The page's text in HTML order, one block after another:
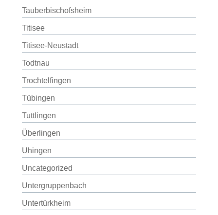
Tauberbischofsheim
Titisee
Titisee-Neustadt
Todtnau
Trochtelfingen
Tübingen
Tuttlingen
Überlingen
Uhingen
Uncategorized
Untergruppenbach
Untertürkheim